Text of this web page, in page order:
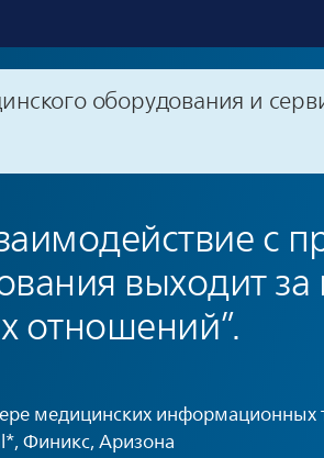
оборудования и
с
выходит
отношений”.
медицинских информационных
Финикс, Аризона